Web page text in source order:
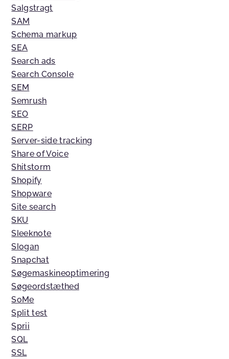
Salgstragt
SAM
Schema markup
SEA
Search ads
Search Console
SEM
Semrush
SEO
SERP
Server-side tracking
Share of Voice
Shitstorm
Shopify
Shopware
Site search
SKU
Sleeknote
Slogan
Snapchat
Søgemaskineoptimering
Søgeordstæthed
SoMe
Split test
Sprii
SQL
SSL